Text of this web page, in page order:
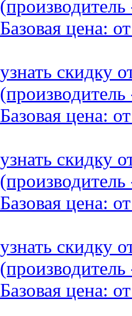
Базовая цена:
узнать скидку
Базовая цена:
узнать скидку
Базовая цена:
узнать скидку
Базовая цена: